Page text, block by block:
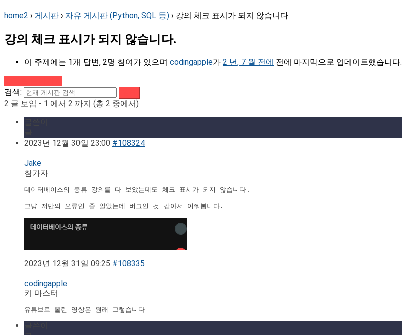
home2 › 게시판 › 자유 게시판 (Python, SQL 등) › 강의 체크 표시가 되지 않습니다.
강의 체크 표시가 되지 않습니다.
이 주제에는 1개 답변, 2명 참여가 있으며 codingapple가 2 년, 7 월 전에 전에 마지막으로 업데이트했습니다.
검색:
2 글 보임 - 1 에서 2 까지 (총 2 중에서)
2023년 12월 30일 23:00 #108324
Jake
참가자
데이터베이스의 종류 강의를 다 보았는데도 체크 표시가 되지 않습니다.
그냥 저만의 오류인 줄 알았는데 버그인 것 같아서 여쭤봅니다.
2023년 12월 31일 09:25 #108335
codingapple
키 마스터
유튜브로 올린 영상은 원래 그렇습니다